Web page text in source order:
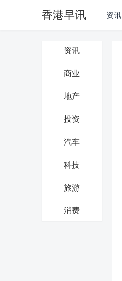
香港早讯 资讯
资讯
商业
地产
投资
汽车
科技
旅游
消费